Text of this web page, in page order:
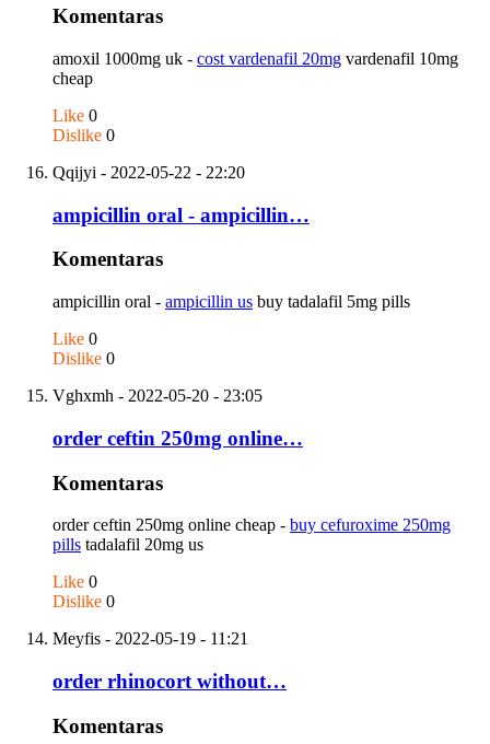
Komentaras
amoxil 1000mg uk - cost vardenafil 20mg vardenafil 10mg
cheap
Like 0
Dislike 0
Qqijyi - 2022-05-22 - 22:20
ampicillin oral - ampicillin…
Komentaras
ampicillin oral - ampicillin us buy tadalafil 5mg pills
Like 0
Dislike 0
Vghxmh - 2022-05-20 - 23:05
order ceftin 250mg online…
Komentaras
order ceftin 250mg online cheap - buy cefuroxime 250mg
pills tadalafil 20mg us
Like 0
Dislike 0
Meyfis - 2022-05-19 - 11:21
order rhinocort without…
Komentaras